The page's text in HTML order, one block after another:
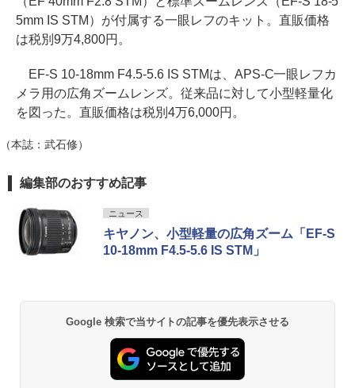
5mm IS STM）が付属する一眼レフのキット。直販価格
は税別9万4,800円。
EF-S 10-18mm F4.5-5.6 IS STMは、APS-C一眼レフカ
メラ用の広角ズームレンズ。従来品に対して小型軽量化
を図った。直販価格は税別4万6,000円。
（本誌：武石修）
編集部のおすすめ記事
ニュース
キヤノン、小型軽量の広角ズーム「EF-S
10-18mm F4.5-5.6 IS STM」
Google 検索で当サイトの記事を優先表示させる